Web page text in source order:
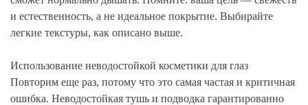
и естественность, а не идеальное покрытие. Выбирайте
легкие текстуры, как описано выше.
Использование неводостойкой косметики для глаз
Повторим еще раз, потому что это самая частая и критичная
ошибка. Неводостойкая тушь и подводка гарантированно